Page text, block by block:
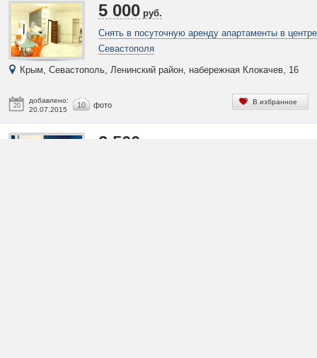
20
добавлено:
20.07.2015
10 фото
5 000 руб.
Снять в посуточную аренду апартаменты в центре
Севастополя
Крым, Севастополь, Ленинский район, набережная Клокачев, 16
В избранное
2 500